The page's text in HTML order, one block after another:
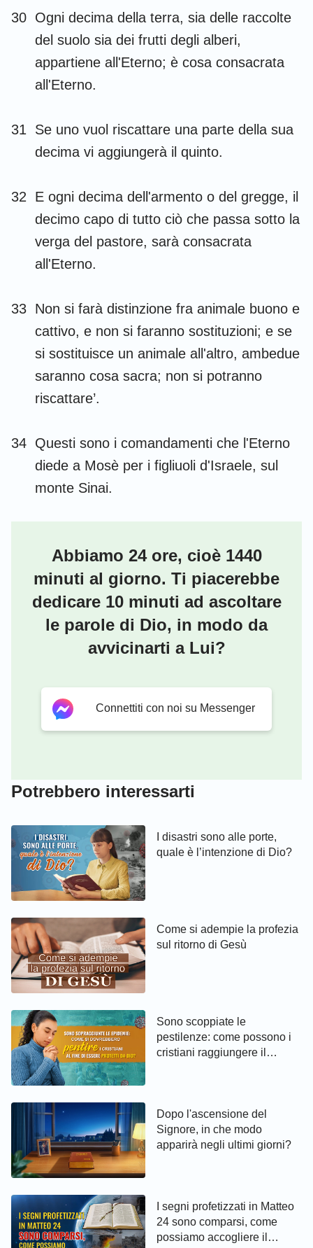
30 Ogni decima della terra, sia delle raccolte
del suolo sia dei frutti degli alberi,
appartiene all'Eterno; è cosa consacrata
all'Eterno.
31
Se uno vuol riscattare una parte della sua
decima vi aggiungerà il quinto.
32
E ogni decima dell'armento o del gregge, il
decimo capo di tutto ciò che passa sotto la
verga del pastore, sarà consacrata
all'Eterno.
33 Non si farà distinzione fra animale buono e
cattivo, e non si faranno sostituzioni; e se
si sostituisce un animale all'altro, ambedue
saranno cosa sacra; non si potranno
riscattare’.
34 Questi sono i comandamenti che l'Eterno
diede a Mosè per i figliuoli d'Israele, sul
monte Sinai.
Abbiamo 24 ore, cioè 1440
minuti al giorno. Ti piacerebbe
dedicare 10 minuti ad ascoltare
le parole di Dio, in modo da
avvicinarti a Lui?
Connettiti con noi su Messenger
Potrebbero interessarti
I disastri sono alle porte,
quale è l’intenzione di Dio?
Come si adempie la profezia
sul ritorno di Gesù
Sono scoppiate le
pestilenze: come possono i
cristiani raggiungere il
Dopo l'ascensione del
Signore, in che modo
apparirà negli ultimi giorni?
I segni profetizzati in Matteo
24 sono comparsi, come
possiamo accogliere il